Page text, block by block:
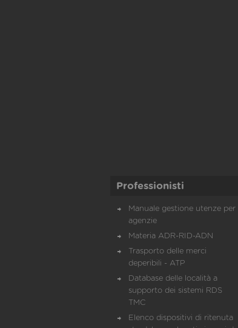
Professionisti
Manuale gestione utenze per
agenzie
Materia ADR-RID-ADN
Trasporto delle merci
deperibili - ATP
Database delle località a
supporto dei sistemi RDS
TMC
Elenco dispositivi di ritenuta